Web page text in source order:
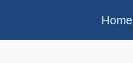
Home